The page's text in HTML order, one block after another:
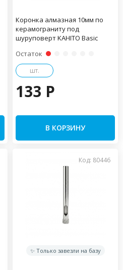
Коронка алмазная 10мм по
керамограниту под
шуруповерт KAHITO Basic
Остаток
шт.
133 P
В КОРЗИНУ
Код: 80446
✨ Только завезли на базу